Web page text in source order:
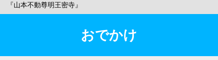
『山本不動尊明王密寺』
おでかけ